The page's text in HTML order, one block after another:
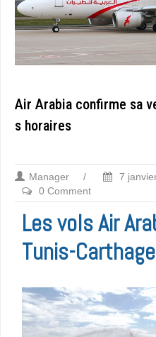
Air Arabia confirme sa
s horaires
Manager / 7
0 Comment
Les vols Air
Tunis-